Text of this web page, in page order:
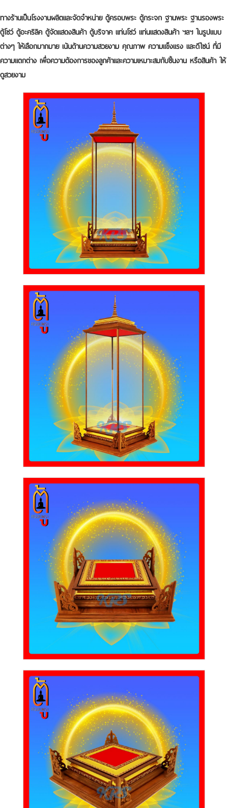
ทางร้านเป็นโรงงานผลิตและจัดจำหน่าย ตู้ครอบพระ ตู้กระจก ฐานพระ ฐานรองพระ
ตู้โชว์ ตู้อะคริลิค ตู้จัดแสดงสินค้า ตู้บริจาค แท่นโชว์ แท่นแสดงสินค้า ฯลฯ ในรูปแบบ
ต่างๆ ให้เลือกมากมาย เน้นด้านความสวยงาม คุณภาพ ความแข็งแรง และดีไซน์ ที่มี
ความแตกต่าง เพื่อความต้องการของลูกค้าและความเหมาะสมกับชิ้นงาน หรือสินค้า ให้
ดูสวยงาม